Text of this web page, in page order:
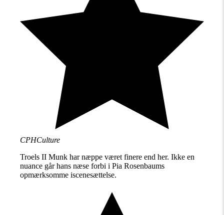
CPHCulture
Troels II Munk har næppe været finere end her. Ikke en
nuance går hans næse forbi i Pia Rosenbaums
opmærksomme iscenesættelse.